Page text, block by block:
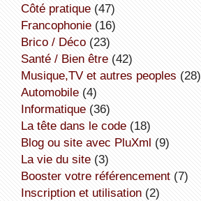
côté pratique(47)
Francophonie(16)
Brico / Déco(23)
Santé / Bien être(42)
Musique,TV et autres peoples (28)
Automobile(4)
informatique(36)
la tête dans le code(18)
Blog ou site avec PluXml (9)
la vie du site(3)
booster votre référencement(7)
inscription et utilisation(2)